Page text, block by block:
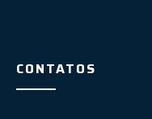
CONTATOS